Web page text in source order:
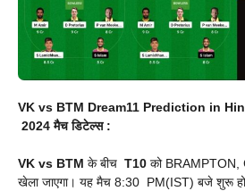
VK vs BTM Dream11 Prediction in
2024 मैच डिटेल्स :
VK vs BTM के बीच T10 को BRAMPTON,
खेला जाएगा। यह मैच 8:30 PM(IST) बजे शुरू